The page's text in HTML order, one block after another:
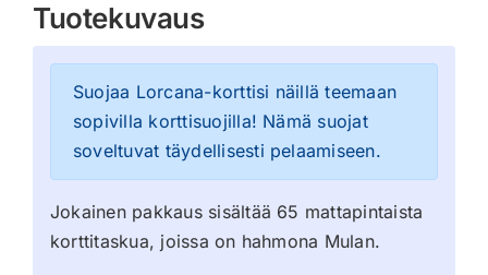
Tuotekuvaus
Suojaa Lorcana-korttisi näillä teemaan
sopivilla korttisuojilla! Nämä suojat
soveltuvat täydellisesti pelaamiseen.
Jokainen pakkaus sisältää 65 mattapintaista
korttitaskua, joissa on hahmona Mulan.